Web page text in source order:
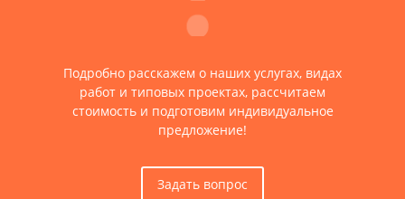
Подробно расскажем о наших услугах, видах
работ и типовых проектах, рассчитаем
стоимость и подготовим индивидуальное
предложение!
Задать вопрос